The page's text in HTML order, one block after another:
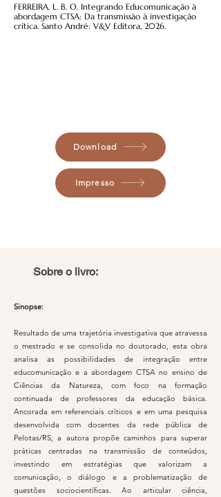
FERREIRA, L. B. O. Integrando Educomunicação à
abordagem CTSA: Da transmissão à investigação
crítica. Santo André: V&V Editora, 2026.
Download
Impresso
Sobre o livro:
Sinopse:
Resultado de uma trajetória investigativa que atravessa
o mestrado e se consolida no doutorado, esta obra
analisa as possibilidades de integração entre
educomunicação e a abordagem CTSA no ensino de
Ciências da Natureza, com foco na formação
continuada de professores da educação básica.
Ancorada em referenciais críticos e em uma pesquisa
desenvolvida com docentes da rede pública de
Pelotas/RS, a autora propõe caminhos para superar
práticas centradas na transmissão de conteúdos,
investindo em estratégias que valorizam a
comunicação, o diálogo e a problematização de
questões sociocientíficas. Ao articular ciência,